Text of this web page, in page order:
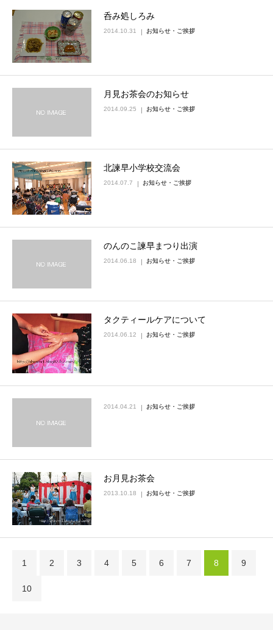
呑み処しろみ
2014.10.31 お知らせ・ご挨拶
月見お茶会のお知らせ
2014.09.25 お知らせ・ご挨拶
北諫早小学校交流会
2014.07.7 お知らせ・ご挨拶
のんのこ諫早まつり出演
2014.06.18 お知らせ・ご挨拶
タクティールケアについて
2014.06.12 お知らせ・ご挨拶
2014.04.21 お知らせ・ご挨拶
お月見お茶会
2013.10.18 お知らせ・ご挨拶
1 2 3 4 5 6 7 8 9
10